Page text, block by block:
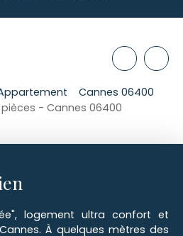
Cannes 06400
- Cannes 06400
logement ultra confort et
À quelques mètres des